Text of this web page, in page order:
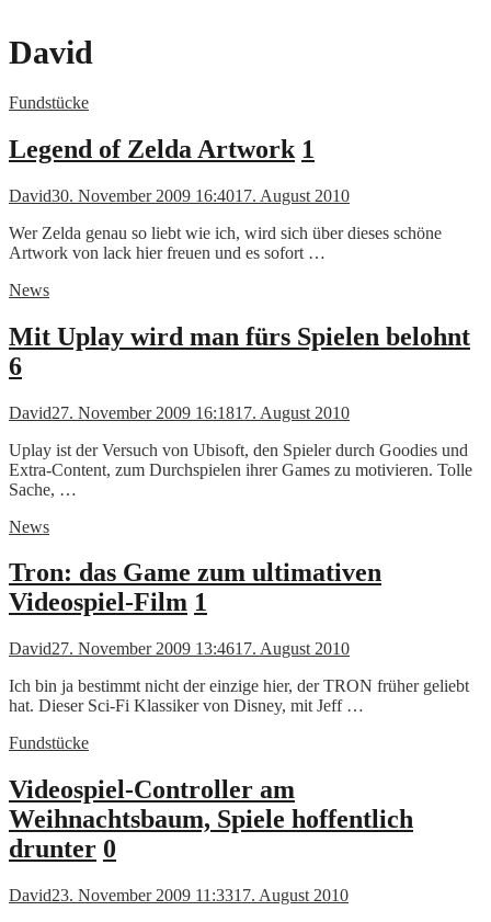
David
Fundstücke
Legend of Zelda Artwork 1
David30. November 2009 16:4017. August 2010
Wer Zelda genau so liebt wie ich, wird sich über dieses schöne
Artwork von lack hier freuen und es sofort …
News
Mit Uplay wird man fürs Spielen belohnt
6
David27. November 2009 16:1817. August 2010
Uplay ist der Versuch von Ubisoft, den Spieler durch Goodies und
Extra-Content, zum Durchspielen ihrer Games zu motivieren. Tolle
Sache, …
News
Tron: das Game zum ultimativen
Videospiel-Film 1
David27. November 2009 13:4617. August 2010
Ich bin ja bestimmt nicht der einzige hier, der TRON früher geliebt
hat. Dieser Sci-Fi Klassiker von Disney, mit Jeff …
Fundstücke
Videospiel-Controller am
Weihnachtsbaum, Spiele hoffentlich
drunter 0
David23. November 2009 11:3317. August 2010